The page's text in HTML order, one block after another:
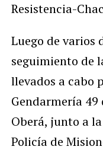
Resistencia-
Luego de varios
seguimiento de
llevados a cabo
Gendarmería 49
Oberá, junto a
Policía de